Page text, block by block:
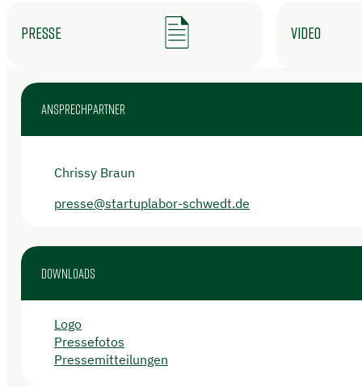
Presse Video
Ansprechpartner
Chrissy Braun
presse@startuplabor-schwedt.de
Downloads
Logo
Pressefotos
Pressemitteilungen